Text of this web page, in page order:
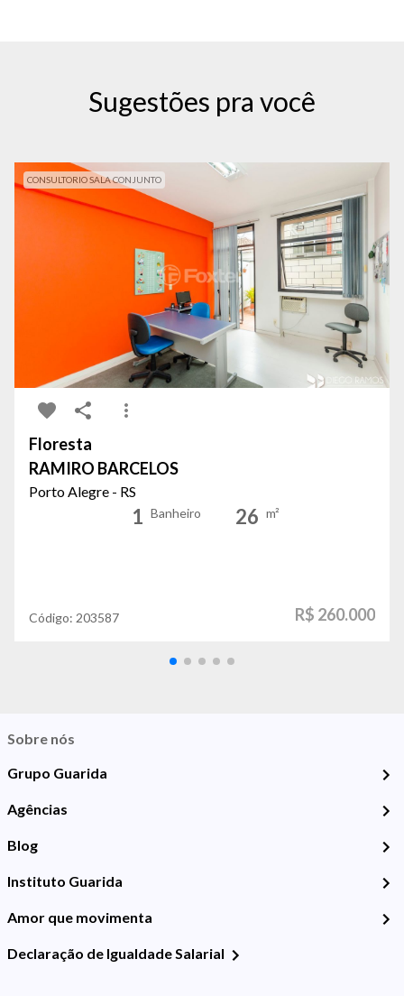
Sugestões pra você
CONSULTORIO SALA CONJUNTO
Floresta
RAMIRO BARCELOS
Porto Alegre - RS
1 Banheiro 26 m²
Código: 203587 R$ 260.000
Sobre nós
Grupo Guarida
Agências
Blog
Instituto Guarida
Amor que movimenta
Declaração de Igualdade Salarial